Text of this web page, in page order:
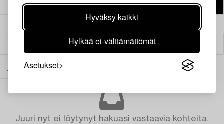
Hyväksy kaikki
Hylkää ei-välttämättömät
Asetukset
Suodatin
KORUT TYHJENNÄ KAIKKI
Juuri nyt ei löytynyt hakuasi vastaavia kohteita.